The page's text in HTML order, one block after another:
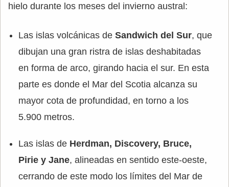
hielo durante los meses del invierno austral:
Las islas volcánicas de Sandwich del Sur, que
dibujan una gran ristra de islas deshabitadas
en forma de arco, girando hacia el sur. En esta
parte es donde el Mar del Scotia alcanza su
mayor cota de profundidad, en torno a los
5.900 metros.
Las islas de Herdman, Discovery, Bruce,
Pirie y Jane, alineadas en sentido este-oeste,
cerrando de este modo los límites del Mar de